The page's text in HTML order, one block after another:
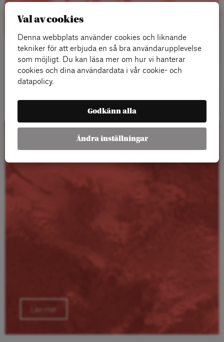
Kalender
Läs mer
Val av cookies
Denna webbplats använder cookies och liknande
tekniker för att erbjuda en så bra användarupplevelse
som möjligt. Du kan läsa mer om hur vi hanterar
cookies och dina användardata i vår cookie- och
datapolicy.
Godkänn alla
Ändra inställningar